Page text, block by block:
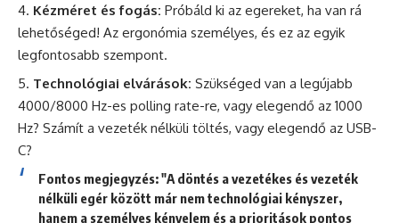
Kézméret és fogás: Próbáld ki az egereket, ha van rá
lehetőséged! Az ergonómia személyes, és ez az egyik
legfontosabb szempont.
Technológiai elvárások: Szükséged van a legújabb
4000/8000 Hz-es polling rate-re, vagy elegendő az 1000
Hz? Számít a vezeték nélküli töltés, vagy elegendő az USB-
C?
Fontos megjegyzés: "A döntés a vezetékes és vezeték
nélküli egér között már nem technológiai kényszer,
hanem a személyes kényelem és a prioritások pontos